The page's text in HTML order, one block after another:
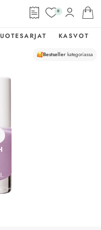
0
KASVOT
Bestseller kategoriassa